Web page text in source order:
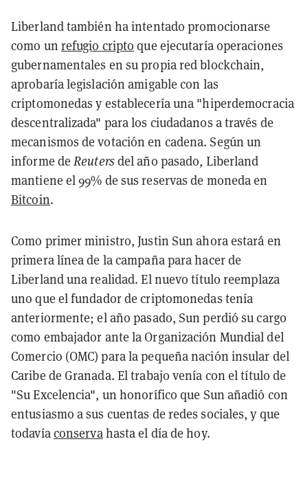
Liberland también ha intentado promocionarse
como un refugio cripto que ejecutaría operaciones
gubernamentales en su propia red blockchain,
aprobaría legislación amigable con las
criptomonedas y establecería una "hiperdemocracia
descentralizada" para los ciudadanos a través de
mecanismos de votación en cadena. Según un
informe deReuters del año pasado, Liberland
mantiene el 99% de sus reservas de moneda en
Bitcoin.
Como primer ministro, Justin Sun ahora estará en
primera línea de la campaña para hacer de
Liberland una realidad. El nuevo título reemplaza
uno que el fundador de criptomonedas tenía
anteriormente; el año pasado, Sun perdió su cargo
como embajador ante la Organización Mundial del
Comercio (OMC) para la pequeña nación insular del
Caribe de Granada. El trabajo venía con el título de
"Su Excelencia", un honorífico que Sun añadió con
entusiasmo a sus cuentas de redes sociales, y que
todavíaconservahasta el día de hoy.